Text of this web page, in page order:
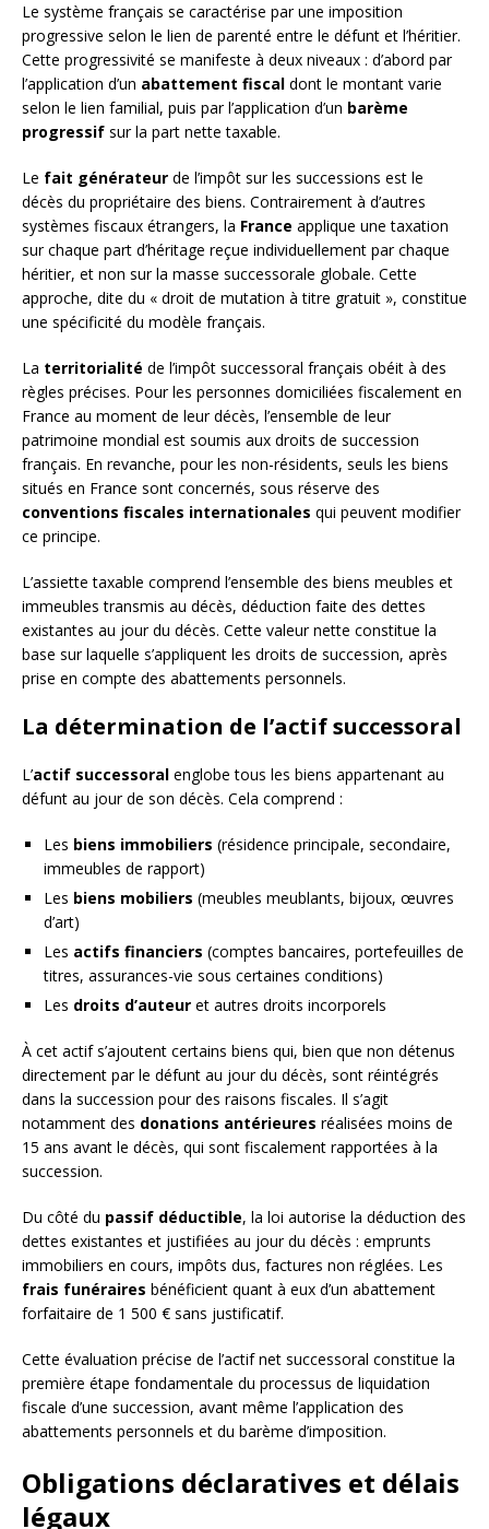
Le système français se caractérise par une imposition
progressive selon le lien de parenté entre le défunt et l’héritier.
Cette progressivité se manifeste à deux niveaux : d’abord par
l’application d’un abattement fiscal dont le montant varie
selon le lien familial, puis par l’application d’un barème
progressif sur la part nette taxable.
Le fait générateur de l’impôt sur les successions est le
décès du propriétaire des biens. Contrairement à d’autres
systèmes fiscaux étrangers, la France applique une taxation
sur chaque part d’héritage reçue individuellement par chaque
héritier, et non sur la masse successorale globale. Cette
approche, dite du « droit de mutation à titre gratuit », constitue
une spécificité du modèle français.
La territorialité de l’impôt successoral français obéit à des
règles précises. Pour les personnes domiciliées fiscalement en
France au moment de leur décès, l’ensemble de leur
patrimoine mondial est soumis aux droits de succession
français. En revanche, pour les non-résidents, seuls les biens
situés en France sont concernés, sous réserve des
conventions fiscales internationales qui peuvent modifier
ce principe.
L’assiette taxable comprend l’ensemble des biens meubles et
immeubles transmis au décès, déduction faite des dettes
existantes au jour du décès. Cette valeur nette constitue la
base sur laquelle s’appliquent les droits de succession, après
prise en compte des abattements personnels.
La détermination de l’actif successoral
L’actif successoral englobe tous les biens appartenant au
défunt au jour de son décès. Cela comprend :
Les biens immobiliers (résidence principale, secondaire,
immeubles de rapport)
Les biens mobiliers (meubles meublants, bijoux, œuvres
d’art)
Les actifs financiers (comptes bancaires, portefeuilles de
titres, assurances-vie sous certaines conditions)
Les droits d’auteur et autres droits incorporels
À cet actif s’ajoutent certains biens qui, bien que non détenus
directement par le défunt au jour du décès, sont réintégrés
dans la succession pour des raisons fiscales. Il s’agit
notamment des donations antérieures réalisées moins de
15 ans avant le décès, qui sont fiscalement rapportées à la
succession.
Du côté du passif déductible, la loi autorise la déduction des
dettes existantes et justifiées au jour du décès : emprunts
immobiliers en cours, impôts dus, factures non réglées. Les
frais funéraires bénéficient quant à eux d’un abattement
forfaitaire de 1 500 € sans justificatif.
Cette évaluation précise de l’actif net successoral constitue la
première étape fondamentale du processus de liquidation
fiscale d’une succession, avant même l’application des
abattements personnels et du barème d’imposition.
Obligations déclaratives et délais
légaux